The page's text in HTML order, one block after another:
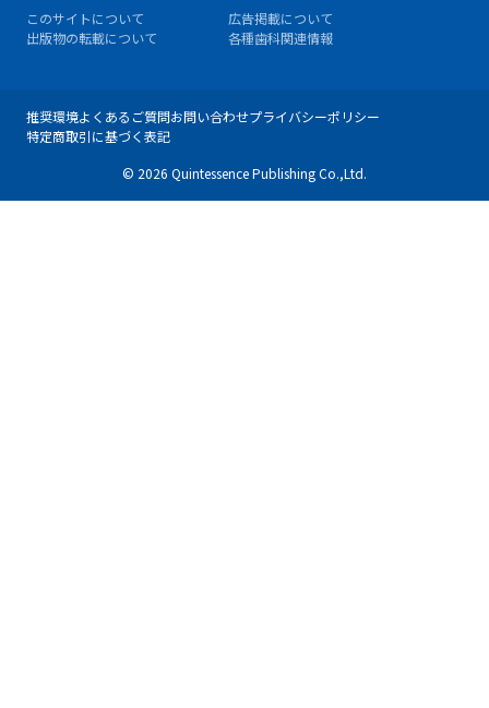
このサイトについて
広告掲載について
出版物の転載について
各種歯科関連情報
推奨環境よくあるご質問お問い合わせプライバシーポリシー
特定商取引に基づく表記
© 2026 Quintessence Publishing Co.,Ltd.